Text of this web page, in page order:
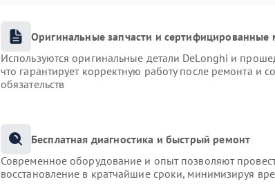
Оригинальные запчасти и сертифицированные
Используются оригинальные детали DeLonghi и
что гарантирует корректную работу после ремонта и
обязательств
Бесплатная диагностика и быстрый ремонт
Современное оборудование и опыт позволяют
восстановление в кратчайшие сроки, минимизируя